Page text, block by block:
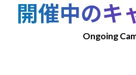
開催中のキ
Ongoing